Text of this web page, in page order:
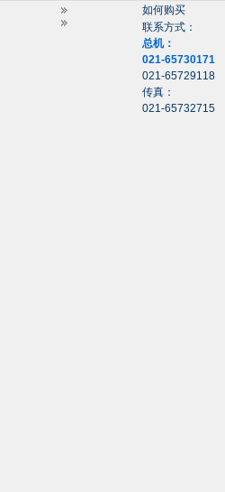
如何购买
联系方式：
总机：
021-65730171
021-65729118
传真：
021-65732715